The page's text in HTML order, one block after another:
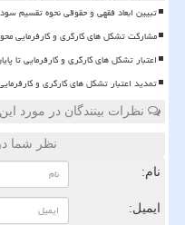
تبیین ابعاد فقهی و حقوقی نحوه تقسیم
مشارکت تشکل های کارگری و کارفرمایی
اعتبار تشکل های کارگری و کارفرمایی تا
تمدید اعتبار تشکل های کارگری و
نظرات بینندگان در مورد
نظر شما
نام:
ایمیل: